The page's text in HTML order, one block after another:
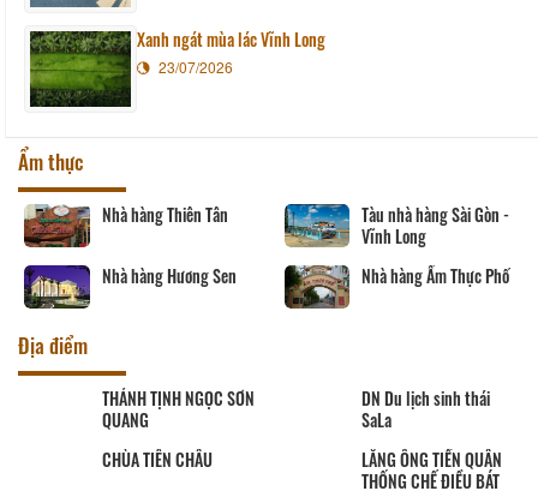
Xanh ngát mùa lác Vĩnh Long
23/07/2026
Ẩm thực
Nhà hàng Thiên Tân
Tàu nhà hàng Sài Gòn -
Vĩnh Long
Nhà hàng Hương Sen
Nhà hàng Ẩm Thực Phố
Địa điểm
THÁNH TỊNH NGỌC SƠN
QUANG
DN Du lịch sinh thái
SaLa
CHÙA TIÊN CHÂU
LĂNG ÔNG TIỀN QUÂN
THỐNG CHẾ ĐIỀU BÁT